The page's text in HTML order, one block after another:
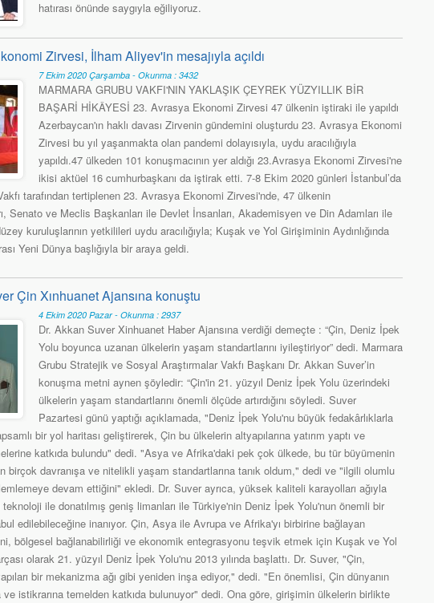
hatırası önünde saygıyla eğiliyoruz.
Zirvesi, İlham Aliyev'in mesajıyla açıldı
7 Ekim 2020 Çarşamba - Okunma : 3432
MARMARA GRUBU VAKFI'NIN YAKLAŞIK ÇEYREK YÜZYILLIK BİR
BAŞARİ HİKÂYESİ 23. Avrasya Ekonomi Zirvesi 47 ülkenin iştiraki ile yapıldı
Azerbaycan'ın haklı davası Zirvenin gündemini oluşturdu 23. Avrasya Ekonomi
Zirvesi bu yıl yaşanmakta olan pandemi dolayısıyla, uydu aracılığıyla
yapıldı.47 ülkeden 101 konuşmacının yer aldığı 23.Avrasya Ekonomi Zirvesi'ne
ikisi aktüel 16 cumhurbaşkanı da iştirak etti. 7-8 Ekim 2020 günleri İstanbul’da
tarafından tertiplenen 23. Avrasya Ekonomi Zirvesi'nde, 47 ülkenin
Senato ve Meclis Başkanları ile Devlet İnsanları, Akademisyen ve Din Adamları ile
kuruluşlarının yetkilileri uydu aracılığıyla; Kuşak ve Yol Girişiminin Aydınlığında
Yeni Dünya başlığıyla bir araya geldi.
Çin Xınhuanet Ajansına konuştu
4 Ekim 2020 Pazar - Okunma : 2937
Dr. Akkan Suver Xinhuanet Haber Ajansına verdiği demeçte : “Çin, Deniz İpek
Yolu boyunca uzanan ülkelerin yaşam standartlarını iyileştiriyor” dedi. Marmara
Grubu Stratejik ve Sosyal Araştırmalar Vakfı Başkanı Dr. Akkan Suver’in
konuşma metni aynen şöyledir: “Çin'in 21. yüzyıl Deniz İpek Yolu üzerindeki
ülkelerin yaşam standartlarını önemli ölçüde artırdığını söyledi. Suver
Pazartesi günü yaptığı açıklamada, "Deniz İpek Yolu'nu büyük fedakârlıklarla
bir yol haritası geliştirerek, Çin bu ülkelerin altyapılarına yatırım yaptı ve
katkıda bulundu" dedi. "Asya ve Afrika'daki pek çok ülkede, bu tür büyümenin
birçok davranışa ve nitelikli yaşam standartlarına tanık oldum," dedi ve "ilgili olumlu
devam ettiğini" ekledi. Dr. Suver ayrıca, yüksek kaliteli karayolları ağıyla
ile donatılmış geniş limanları ile Türkiye'nin Deniz İpek Yolu'nun önemli bir
edilebileceğine inanıyor. Çin, Asya ile Avrupa ve Afrika'yı birbirine bağlayan
bölgesel bağlanabilirliği ve ekonomik entegrasyonu teşvik etmek için Kuşak ve Yol
olarak 21. yüzyıl Deniz İpek Yolu'nu 2013 yılında başlattı. Dr. Suver, "Çin,
bir mekanizma ağı gibi yeniden inşa ediyor," dedi. "En önemlisi, Çin dünyanın
ve istikrarına temelden katkıda bulunuyor" dedi. Ona göre, girişimin ülkelerin birlikte